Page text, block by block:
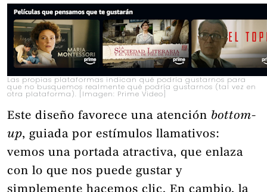
Las propias plataformas indican qué podría gustarnos para
que no busquemos realmente qué podría gustarnos (tal vez en
otra plataforma). [Imagen: Prime Video]
Este diseño favorece una atención bottom-
up, guiada por estímulos llamativos:
vemos una portada atractiva, que enlaza
con lo que nos puede gustar y